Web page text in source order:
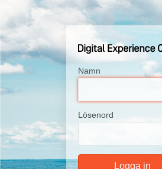
Namn
Lösenord